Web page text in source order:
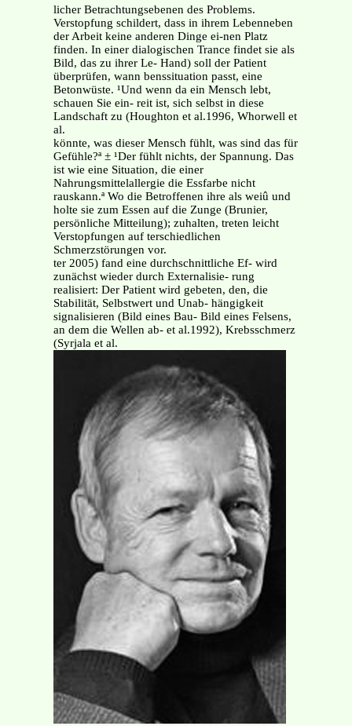
licher Betrachtungsebenen des Problems.
Verstopfung schildert, dass in ihrem Lebenneben
der Arbeit keine anderen Dinge ei-nen Platz
finden. In einer dialogischen Trance findet sie als
Bild, das zu ihrer Le- Hand) soll der Patient
überprüfen, wann benssituation passt, eine
Betonwüste. ¹Und wenn da ein Mensch lebt,
schauen Sie ein- reit ist, sich selbst in diese
Landschaft zu (Houghton et al.1996, Whorwell et
al.
könnte, was dieser Mensch fühlt, was sind das für
Gefühle?ª ± ¹Der fühlt nichts, der Spannung. Das
ist wie eine Situation, die einer
Nahrungsmittelallergie die Essfarbe nicht
rauskann.ª Wo die Betroffenen ihre als weiû und
holte sie zum Essen auf die Zunge (Brunier,
persönliche Mitteilung); zuhalten, treten leicht
Verstopfungen auf terschiedlichen
Schmerzstörungen vor.
ter 2005) fand eine durchschnittliche Ef- wird
zunächst wieder durch Externalisie- rung
realisiert: Der Patient wird gebeten, den, die
Stabilität, Selbstwert und Unab- hängigkeit
signalisieren (Bild eines Bau- Bild eines Felsens,
an dem die Wellen ab- et al.1992), Krebsschmerz
(Syrjala et al.